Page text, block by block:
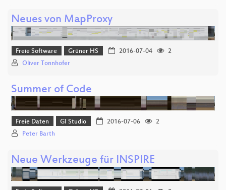
Neues von MapProxy
Freie Software Grüner HS 2016-07-04
2
Oliver Tonnhofer
Summer of Code
Freie Daten GI Studio 2016-07-06
2
Peter Barth
Neue Werkzeuge für INSPIRE